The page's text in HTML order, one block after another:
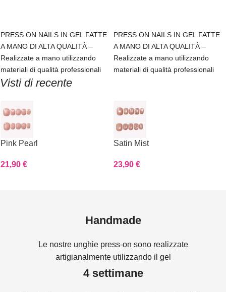
PRESS ON NAILS IN GEL FATTE
A MANO DI ALTA QUALITÀ –
Realizzate a mano utilizzando
materiali di qualità professionali
PRESS ON NAILS IN GEL FATTE
A MANO DI ALTA QUALITÀ –
Realizzate a mano utilizzando
materiali di qualità professionali
Visti di recente
Pink Pearl
21,90 €
Satin Mist
23,90 €
Handmade
Le nostre unghie press-on sono realizzate
artigianalmente utilizzando il gel
4 settimane